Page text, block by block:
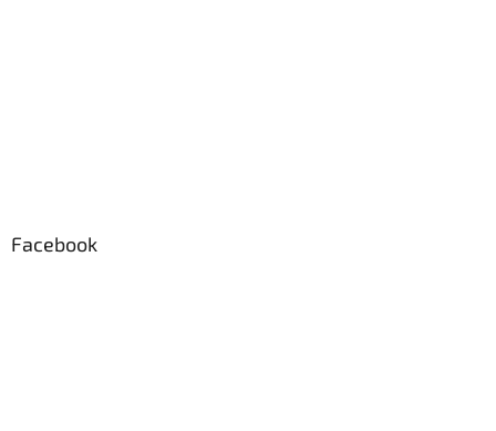
Facebook